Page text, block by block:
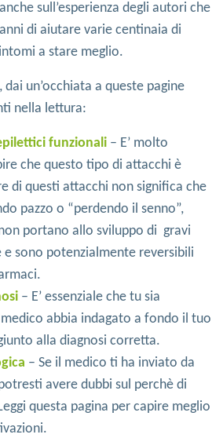
sull’esperienza degli autori che
di aiutare varie centinaia di
a stare meglio.
dai un’occhiata a queste pagine
nella lettura:
funzionali – E’ molto
che questo tipo di attacchi è
di questi attacchi non significa che
pazzo o “perdendo il senno”,
portano allo sviluppo di gravi
e sono potenzialmente reversibili
– E’ essenziale che tu sia
abbia indagato a fondo il tuo
alla diagnosi corretta.
– Se il medico ti ha inviato da
avere dubbi sul perchè di
questa pagina per capire meglio